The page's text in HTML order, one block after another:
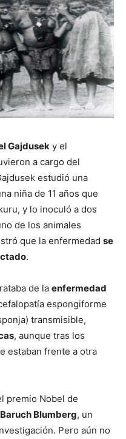
Gajdusek y el
a cargo del
estudió una
niña de 11 años que
y lo inoculó a dos
de los animales
que la enfermedad se
.
de la enfermedad
espongiforme
transmisible,
, aunque tras los
estaban frente a otra
premio Nobel de
Baruch Blumberg, un
Pero aún no